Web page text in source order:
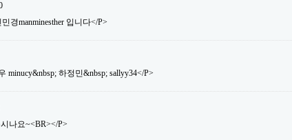
경manminesther 입니다</P>
minucy&nbsp; 하정민&nbsp; sallyy34</P>
나요~<BR></P>